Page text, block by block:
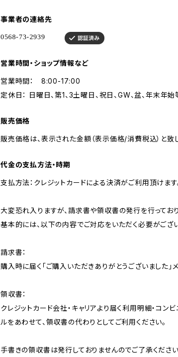
事業者の連絡先
営業時間・ショップ情報など
営業時間： 8:00-17:00
定休日： 日曜日、第1、3土曜日、祝日、GW、盆、年末年始
販売価格
販売価格は、表示された金額（表示価格/消費税込）と致し
代金の支払方法・時期
支払方法：クレジットカードによる決済がご利用頂けま
大変恐れ入りますが、請求書や領収書の発行を行っており
基本的には、以下の内容でご対応をいただく必要がござい
請求書：
購入時に届く「ご購入いただきありがとうございました」
領収書：
クレジットカード会社・キャリアより届く利用明細・コン
ルをあわせて、領収書の代わりとしてご利用ください。
手書きの領収書は発行しておりませんのでご了承ください